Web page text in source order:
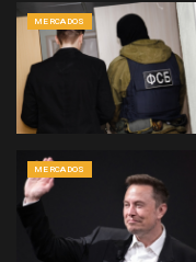
MERCADOS
MERCADOS